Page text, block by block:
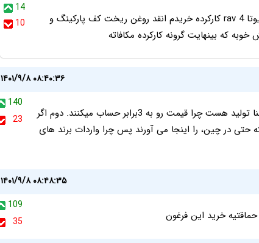
14
10
همون هایلوکس کارکرده که میگی من تویوتا rav 4 کارکرده خریدم انقد روغن ریخت کف پارکینگ و
که بینهایت گرونه کارکرده مکافاته
۱۴۰۱/۹/۸ ۰۸:۴۰:۳۶
140
23
کپی Ram trx با دو برابر قیمت, یک سوال اگر مبنا تولید هست چرا قیمت رو به 3برابر حساب میکنند. دوم اگر
حتی در چین، را اینجا می آورند پس چرا واردات برند های
۱۴۰۱/۹/۸ ۰۸:۴۸:۳۵
109
35
خرید این فرغون